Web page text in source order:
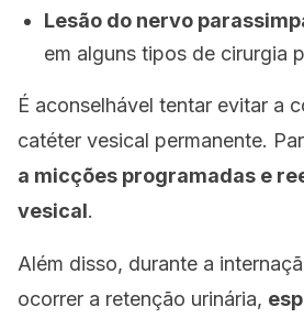
Lesão do nervo
em alguns tipos de cirurgia
É aconselhável tentar evitar a
catéter vesical permanente.
a micções programadas e
vesical.
Além disso, durante a
ocorrer a retenção urinária,